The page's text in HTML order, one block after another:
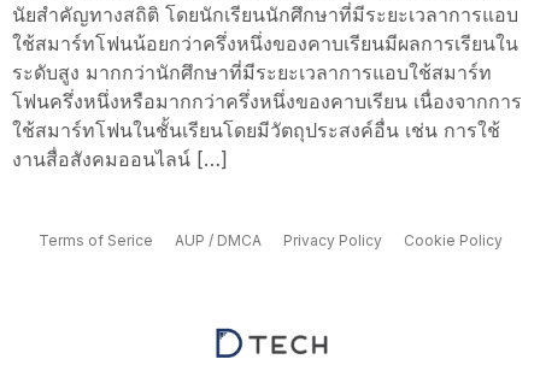
นัยสำคัญทางสถิติ โดยนักเรียนนักศึกษาที่มีระยะเวลาการแอบ
ใช้สมาร์ทโฟนน้อยกว่าครึ่งหนึ่งของคาบเรียนมีผลการเรียนใน
ระดับสูง มากกว่านักศึกษาที่มีระยะเวลาการแอบใช้สมาร์ท
โฟนครึ่งหนึ่งหรือมากกว่าครึ่งหนึ่งของคาบเรียน เนื่องจากการ
ใช้สมาร์ทโฟนในชั้นเรียนโดยมีวัตถุประสงค์อื่น เช่น การใช้
งานสื่อสังคมออนไลน์ […]
Terms of Serice AUP / DMCA Privacy Policy Cookie Policy